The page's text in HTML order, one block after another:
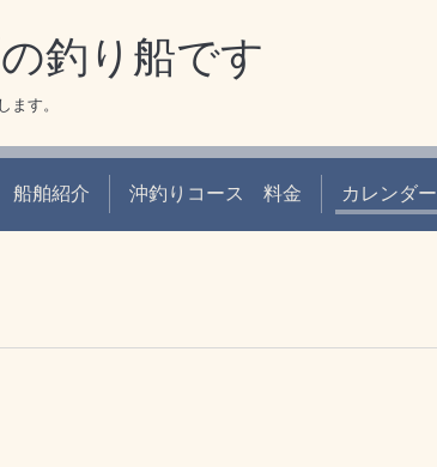
釣り船です
ます。
船舶紹介 沖釣りコース 料金 カレンダー